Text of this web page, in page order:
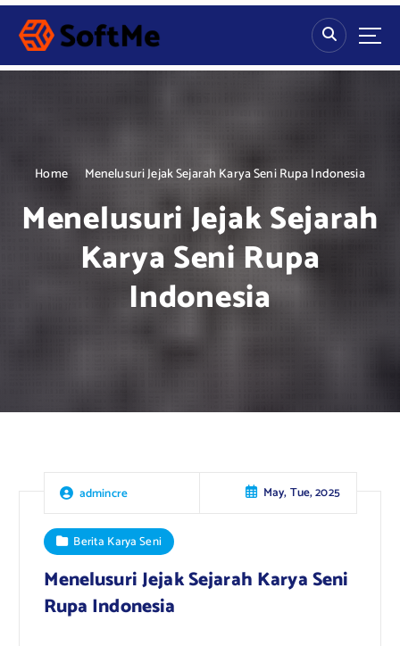
S
p
Home Menelusuri Jejak Sejarah Karya Seni Rupa Indonesia
Menelusuri Jejak Sejarah
Karya Seni Rupa
Indonesia
admincre May, Tue, 2025
Berita Karya Seni
Menelusuri Jejak Sejarah Karya Seni
Rupa Indonesia